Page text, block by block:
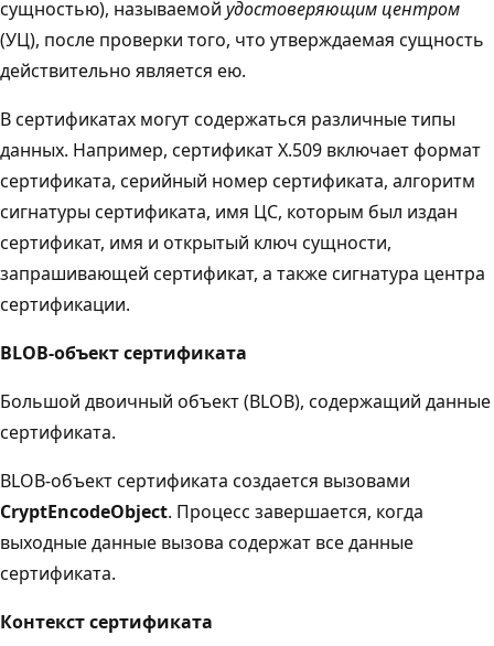
сущностью), называемой удостоверяющим центром
(УЦ), после проверки того, что утверждаемая сущность
действительно является ею.
В сертификатах могут содержаться различные типы
данных. Например, сертификат X.509 включает формат
сертификата, серийный номер сертификата, алгоритм
сигнатуры сертификата, имя ЦС, которым был издан
сертификат, имя и открытый ключ сущности,
запрашивающей сертификат, а также сигнатура центра
сертификации.
BLOB-объект сертификата
Большой двоичный объект (BLOB), содержащий данные
сертификата.
BLOB-объект сертификата создается вызовами
CryptEncodeObject. Процесс завершается, когда
выходные данные вызова содержат все данные
сертификата.
Контекст сертификата